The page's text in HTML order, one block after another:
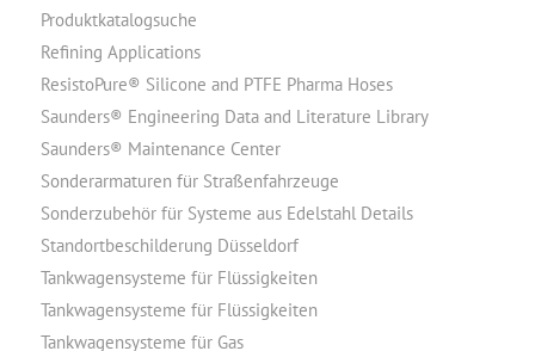
Produktkatalogsuche
Refining Applications
ResistoPure® Silicone and PTFE Pharma Hoses
Saunders® Engineering Data and Literature Library
Saunders® Maintenance Center
Sonderarmaturen für Straßenfahrzeuge
Sonderzubehör für Systeme aus Edelstahl Details
Standortbeschilderung Düsseldorf
Tankwagensysteme für Flüssigkeiten
Tankwagensysteme für Flüssigkeiten
Tankwagensysteme für Gas